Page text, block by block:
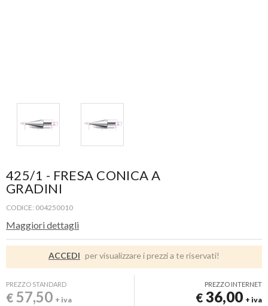
425/1 - FRESA CONICA A
GRADINI
CODICE: 004250010
Maggiori dettagli
ACCEDI per visualizzare i prezzi a te riservati!
PREZZO STANDARD
€ 57,50 + iva
PREZZO INTERNET
€ 36,00 + iva